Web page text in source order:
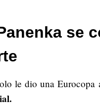
se
le dio una Eurocopa